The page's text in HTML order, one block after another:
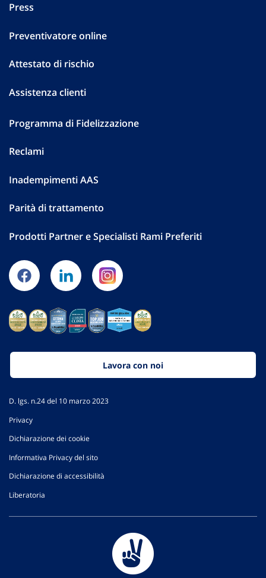
Press
Preventivatore online
Attestato di rischio
Assistenza clienti
Programma di Fidelizzazione
Reclami
Inadempimenti AAS
Parità di trattamento
Prodotti Partner e Specialisti Rami Preferiti
Lavora con noi
D. lgs. n.24 del 10 marzo 2023
Privacy
Dichiarazione dei cookie
Informativa Privacy del sito
Dichiarazione di accessibilità
Liberatoria